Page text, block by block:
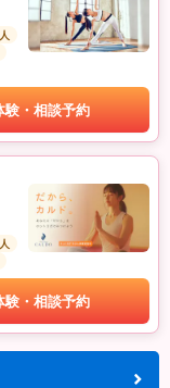
験・相談予約
験・相談予約